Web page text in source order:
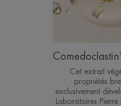
Cet extrait
propriétés
exclusivement
Laboratoires